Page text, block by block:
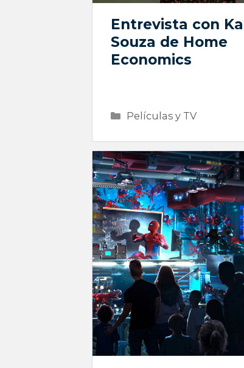
Entrevista con
Souza de Home
Economics
Categorías
Películas y TV